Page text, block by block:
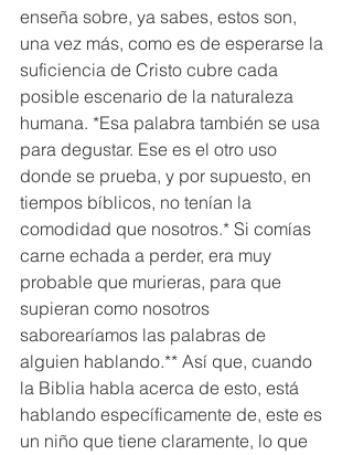
enseña sobre, ya sabes, estos son,
una vez más, como es de esperarse la
suficiencia de Cristo cubre cada
posible escenario de la naturaleza
humana. *Esa palabra también se usa
para degustar. Ese es el otro uso
donde se prueba, y por supuesto, en
tiempos bíblicos, no tenían la
comodidad que nosotros.* Si comías
carne echada a perder, era muy
probable que murieras, para que
supieran como nosotros
saborearíamos las palabras de
alguien hablando.** Así que, cuando
la Biblia habla acerca de esto, está
hablando específicamente de, este es
un niño que tiene claramente, lo que